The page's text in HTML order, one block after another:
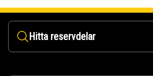
Hitta reservdelar